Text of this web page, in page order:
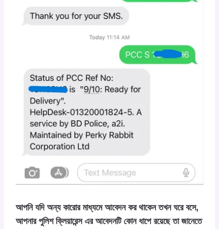
আপনি যদি অন্য কারোর মাধ্যমে আবেদন কর থাকেন তখন ঘরে বসে,
আপনার পুলিশ ক্লিয়ারেন্স এর আবেদনটি কোন ধাপে রয়েছে তা জানেতে